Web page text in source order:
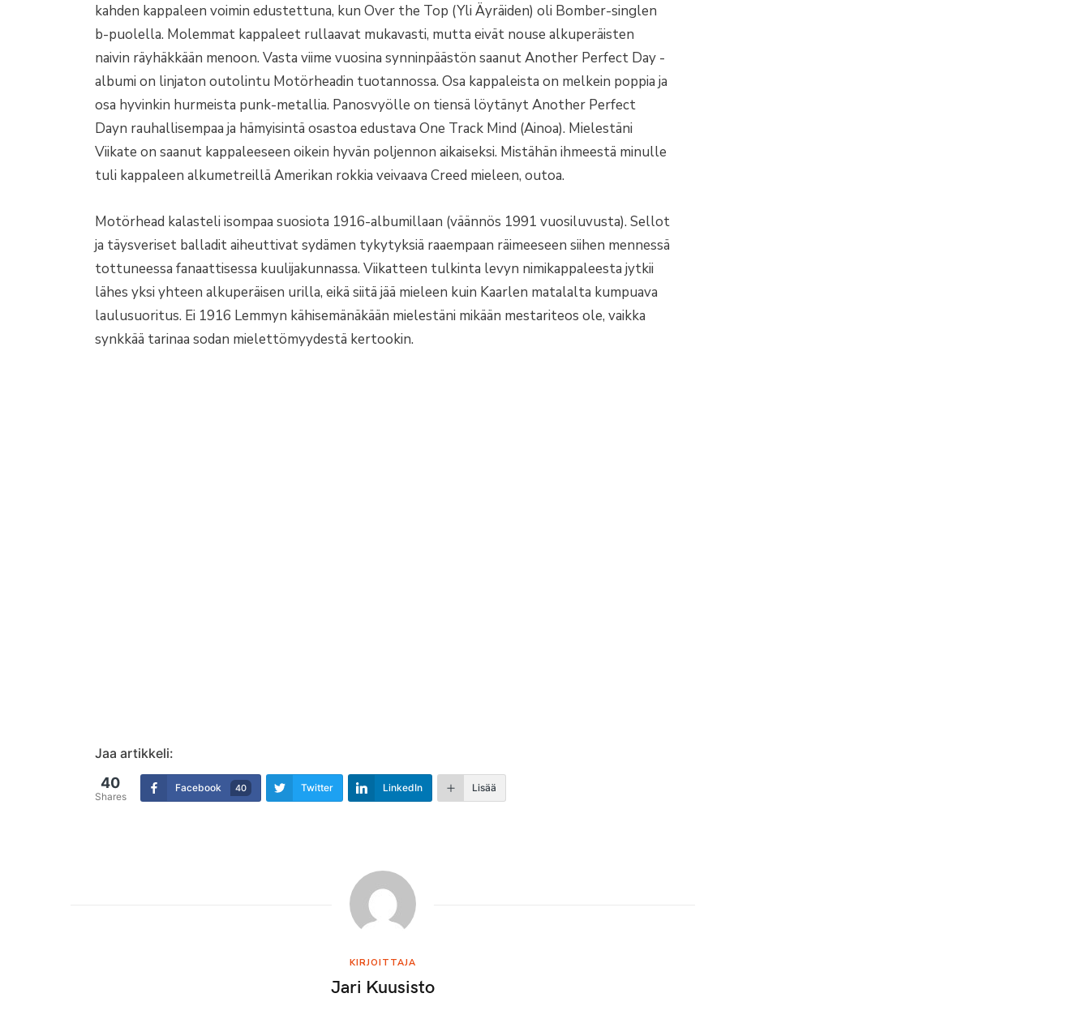
kahden kappaleen voimin edustettuna, kun Over the Top (Yli Äyräiden) oli Bomber-singlen
b-puolella. Molemmat kappaleet rullaavat mukavasti, mutta eivät nouse alkuperäisten
naivin räyhäkkään menoon. Vasta viime vuosina synninpäästön saanut Another Perfect Day -
albumi on linjaton outolintu Motörheadin tuotannossa. Osa kappaleista on melkein poppia ja
osa hyvinkin hurmeista punk-metallia. Panosvyölle on tiensä löytänyt Another Perfect
Dayn rauhallisempaa ja hämyisintä osastoa edustava One Track Mind (Ainoa). Mielestäni
Viikate on saanut kappaleeseen oikein hyvän poljennon aikaiseksi. Mistähän ihmeestä minulle
tuli kappaleen alkumetreillä Amerikan rokkia veivaava Creed mieleen, outoa.
Motörhead kalasteli isompaa suosiota 1916-albumillaan (väännös 1991 vuosiluvusta). Sellot
ja täysveriset balladit aiheuttivat sydämen tykytyksiä raaempaan räimeeseen siihen mennessä
tottuneessa fanaattisessa kuulijakunnassa. Viikatteen tulkinta levyn nimikappaleesta jytkii
lähes yksi yhteen alkuperäisen urilla, eikä siitä jää mieleen kuin Kaarlen matalalta kumpuava
laulusuoritus. Ei 1916 Lemmyn kähisemänäkään mielestäni mikään mestariteos ole, vaikka
synkkää tarinaa sodan mielettömyydestä kertookin.
Jaa artikkeli:
40
Shares
Facebook 40 Twitter LinkedIn Lisää
KIRJOITTAJA
Jari Kuusisto